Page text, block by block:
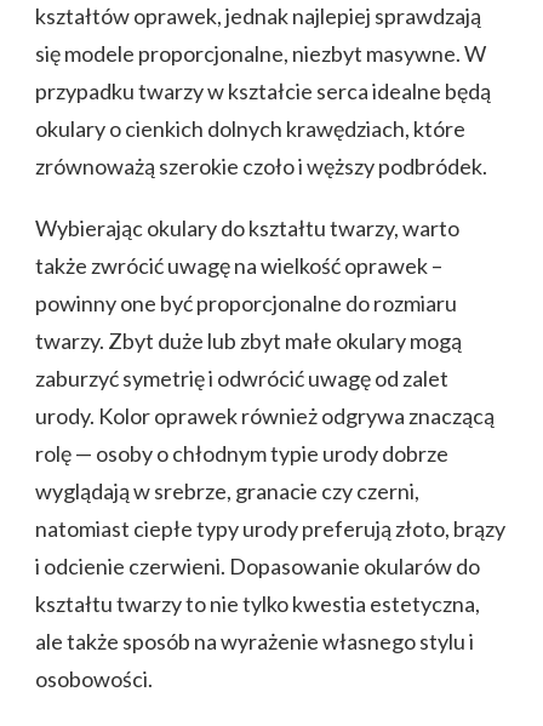
kształtów oprawek, jednak najlepiej sprawdzają
się modele proporcjonalne, niezbyt masywne. W
przypadku twarzy w kształcie serca idealne będą
okulary o cienkich dolnych krawędziach, które
zrównoważą szerokie czoło i węższy podbródek.
Wybierając okulary do kształtu twarzy, warto
także zwrócić uwagę na wielkość oprawek –
powinny one być proporcjonalne do rozmiaru
twarzy. Zbyt duże lub zbyt małe okulary mogą
zaburzyć symetrię i odwrócić uwagę od zalet
urody. Kolor oprawek również odgrywa znaczącą
rolę — osoby o chłodnym typie urody dobrze
wyglądają w srebrze, granacie czy czerni,
natomiast ciepłe typy urody preferują złoto, brązy
i odcienie czerwieni. Dopasowanie okularów do
kształtu twarzy to nie tylko kwestia estetyczna,
ale także sposób na wyrażenie własnego stylu i
osobowości.